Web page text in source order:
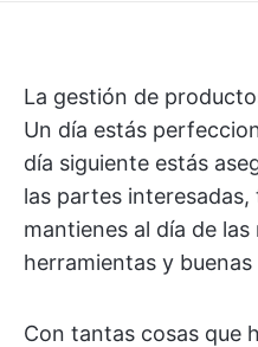
La gestión de
Un día estás
día siguiente estás
las partes
mantienes al día de
herramientas y
Con tantas cosas que